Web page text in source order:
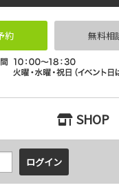
ノベっ家（リノベッチ）
約 無料相
SHOP